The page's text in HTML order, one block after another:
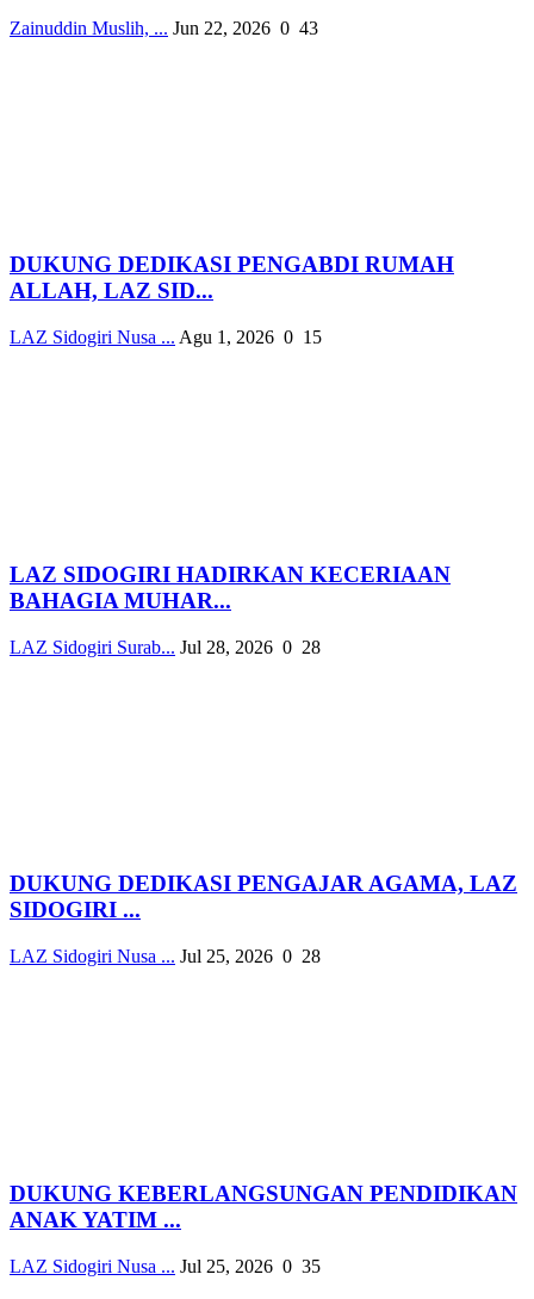
Zainuddin Muslih, ... Jun 22, 2026 0 43
DUKUNG DEDIKASI PENGABDI RUMAH
ALLAH, LAZ SID...
LAZ Sidogiri Nusa ... Agu 1, 2026 0 15
LAZ SIDOGIRI HADIRKAN KECERIAAN
BAHAGIA MUHAR...
LAZ Sidogiri Surab... Jul 28, 2026 0 28
DUKUNG DEDIKASI PENGAJAR AGAMA, LAZ
SIDOGIRI ...
LAZ Sidogiri Nusa ... Jul 25, 2026 0 28
DUKUNG KEBERLANGSUNGAN PENDIDIKAN
ANAK YATIM ...
LAZ Sidogiri Nusa ... Jul 25, 2026 0 35